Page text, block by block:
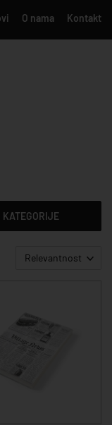
O nama Kontakt
KATEGORIJE
Relevantnost